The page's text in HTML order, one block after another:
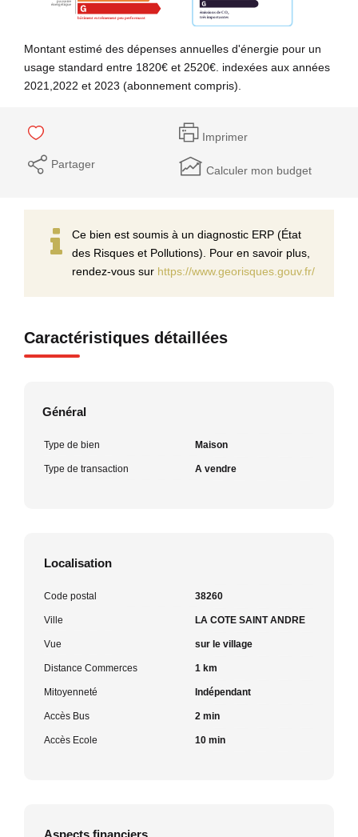
Montant estimé des dépenses annuelles d'énergie pour un
usage standard entre 1820€ et 2520€. indexées aux années
2021,2022 et 2023 (abonnement compris).
Imprimer
Partager Calculer mon budget
Ce bien est soumis à un diagnostic ERP (État
des Risques et Pollutions). Pour en savoir plus,
rendez-vous sur https://www.georisques.gouv.fr/
Caractéristiques détaillées
Général
Type de bien Maison
Type de transaction A vendre
Localisation
Code postal 38260
Ville LA COTE SAINT ANDRE
Vue sur le village
Distance Commerces 1 km
Mitoyenneté Indépendant
Accès Bus 2 min
Accès Ecole 10 min
Aspects financiers